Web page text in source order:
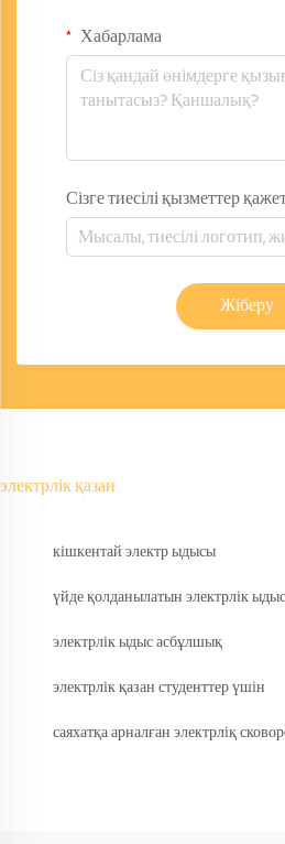
Хабарлама
Сізге тиесілі қызметтер
Жіберу
электрлік қазан
кішкентай электр ыдысы
үйде қолданылатын электрлік ыдыс
электрлік ыдыс асбұлшық
электрлік қазан студенттер үшін
саяхатқа арналған электрліқ